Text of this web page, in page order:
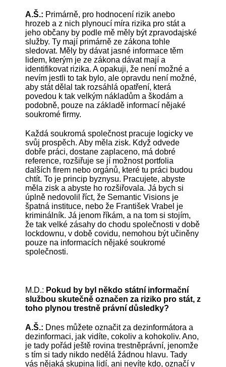
A.Š.: Primárně, pro hodnocení rizik anebo
hrozeb a z nich plynoucí míra rizika pro stát a
jeho občany by podle mě měly být zpravodajské
služby. Ty mají primárně ze zákona tohle
sledovat. Měly by dávat jasné informace těm
lidem, kterým je ze zákona dávat mají a
identifikovat rizika. A opakuji, že není možné a
nevím jestli to tak bylo, ale opravdu není možné,
aby stát dělal tak rozsáhlá opatření, která
povedou k tak velkým nákladům a škodám a
podobně, pouze na základě informací nějaké
soukromé firmy.
Každá soukromá společnost pracuje logicky ve
svůj prospěch. Aby měla zisk. Když odvede
dobře práci, dostane zaplaceno, má dobré
reference, rozšiřuje se jí možnost portfolia
dalších firem nebo orgánů, které tu práci budou
chtít. To je princip byznysu. Pracujete, abyste
měla zisk a abyste ho rozšiřovala. Já bych si
úplně nedovolil říct, že Semantic Visions je
špatná instituce, nebo že František Vrabel je
kriminálník. Já jenom říkám, a na tom si stojím,
že tak velké zásahy do chodu společnosti v době
lockdownu, v době covidu, nemohou být učiněny
pouze na informacích nějaké soukromé
společnosti.
M.D.: Pokud by byl někdo státní informační
službou skutečně označen za riziko pro stát, z
toho plynou trestně právní důsledky?
A.Š.: Dnes můžete označit za dezinformátora a
dezinformaci, jak vidíte, cokoliv a kohokoliv. Ano,
je tady pořád ještě rovina trestněprávní, jenomže
s tím si tady nikdo nedělá žádnou hlavu. Tady
vás nějaká skupina lidí, ani nevíte kdo, označí v